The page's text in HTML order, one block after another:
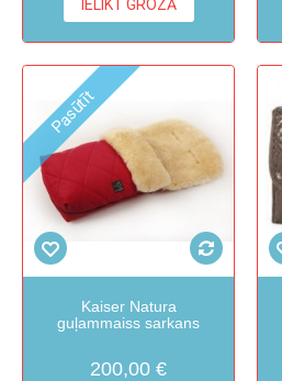
IELIKT GROZĀ
Pasūtīt
Kaiser Natura
guļammaiss sarkans
200,00 €